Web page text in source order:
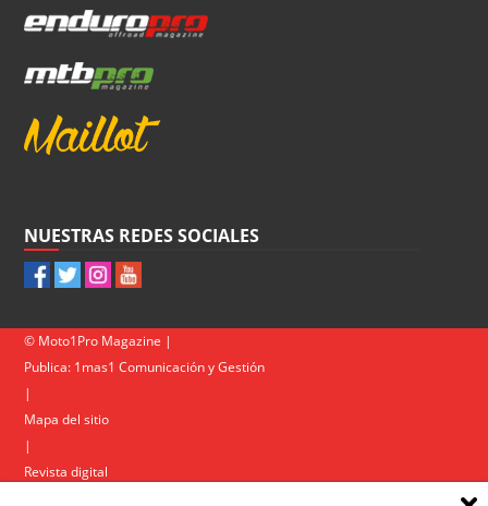
NUESTRAS REDES SOCIALES
© Moto1Pro Magazine |
Publica: 1mas1 Comunicación y Gestión
|
Mapa del sitio
|
Revista digital